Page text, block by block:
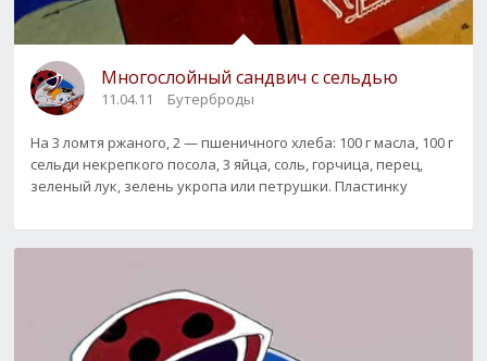
Многослойный сандвич с сельдью
11.04.11 Бутерброды
На 3 ломтя ржаного, 2 — пшеничного хлеба: 100 г масла, 100 г
сельди некрепкого посола, 3 яйца, соль, горчица, перец,
зеленый лук, зелень укропа или петрушки. Пластинку